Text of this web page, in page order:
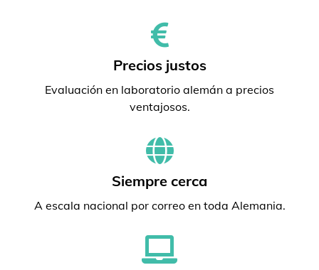
Precios justos
Evaluación en laboratorio alemán a precios
ventajosos.
Siempre cerca
A escala nacional por correo en toda Alemania.